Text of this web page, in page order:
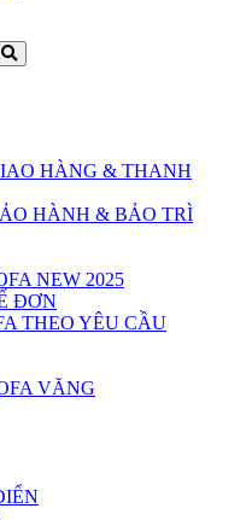
HÀNG & THANH
HÀNH & BẢO TRÌ
NEW 2025
ĐƠN
THEO YÊU CẦU
VĂNG